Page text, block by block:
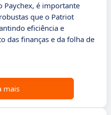
Paychex, é importante
que o Patriot
eficiência e
das finanças e da folha de
mais